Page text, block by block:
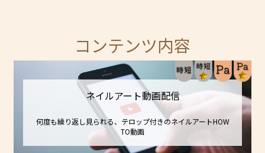
コンテンツ内容
ネイルアート動画配信
何度も繰り返し見られる、テロップ付きのネイルアートHOW
TO動画